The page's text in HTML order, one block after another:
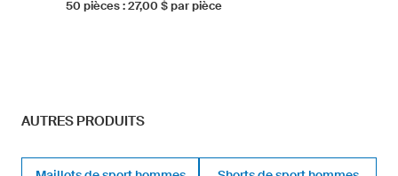
50 pièces : 27,00 $ par pièce
AUTRES PRODUITS